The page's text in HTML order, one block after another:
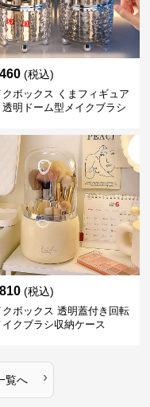
(税込)
クボックス くまフィギュア
透明ドーム型メイクブラシ
(税込)
クボックス 透明蓋付き回転
イクブラシ収納ケース
覧へ ›